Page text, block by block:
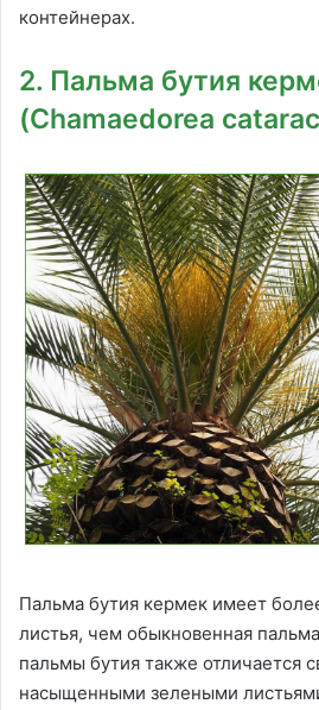
контейнерах.
2. Пальма бутия
(Chamaedorea
Пальма бутия кермек имеет
листья, чем обыкновенная
пальмы бутия также отличается
насыщенными зелеными